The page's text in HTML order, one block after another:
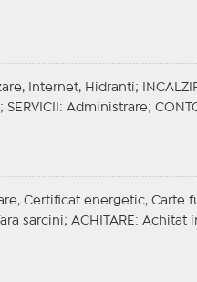
Internet, Hidranti;
SERVICII : Administrare;
Certificat energetic, Carte
sarcini; ACHITARE : Achitat